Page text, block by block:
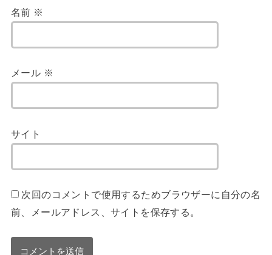
名前 ※
メール ※
サイト
次回のコメントで使用するためブラウザーに自分の名
前、メールアドレス、サイトを保存する。